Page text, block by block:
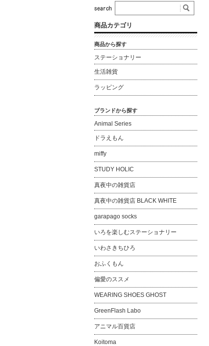
商品カテゴリ
商品から探す
ステーショナリー
生活雑貨
ラッピング
ブランドから探す
Animal Series
ドラえもん
miffy
STUDY HOLIC
真夜中の雑貨店
真夜中の雑貨店 BLACK WHITE
garapago socks
いろを楽しむステーショナリー
いわさきちひろ
おふくもん
偏愛のススメ
WEARING SHOES GHOST
GreenFlash Labo
アニマル百貨店
Koitoma